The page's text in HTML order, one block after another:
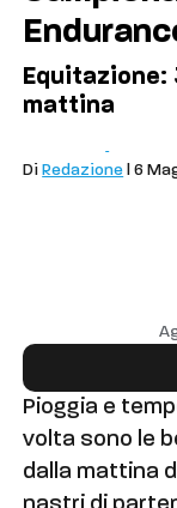
Equitazione:
mattina
Di Redazione | 6
Pioggia e
volta sono le
dalla mattina